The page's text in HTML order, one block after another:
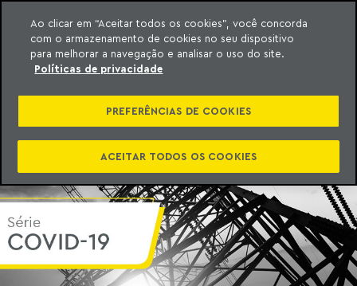
o conteúdo
Machado Meyer
Ao clicar em “Aceitar todos os cookies”, você concorda
com o armazenamento de cookies no seu dispositivo
para melhorar a navegação e analisar o uso do site.
Políticas de privacidade
PREFERÊNCIAS DE COOKIES
ACEITAR TODOS OS COOKIES